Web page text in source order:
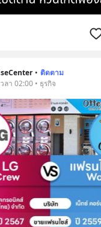
• ติดตาม
ลา 02:00 • ธุรกิจ